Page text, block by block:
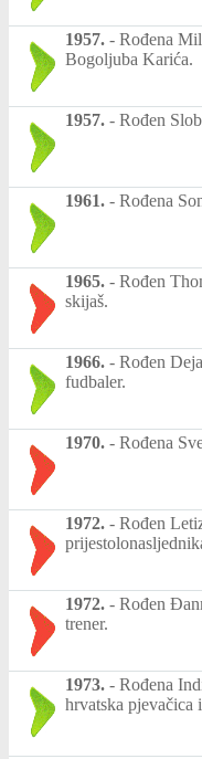
1957. - Rođena
Bogoljuba Karića.
1957. - Rođen
1961. - Rođena
1965. - Rođen
skijaš.
1966. - Rođen
fudbaler.
1970. - Rođena
1972. - Rođen
1972. - Rođen
trener.
1973. - Rođena
hrvatska pjevačica